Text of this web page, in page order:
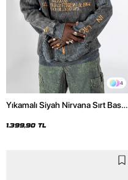
4
Yıkamalı Siyah Nirvana Sırt Baskılı
1.399,90 TL